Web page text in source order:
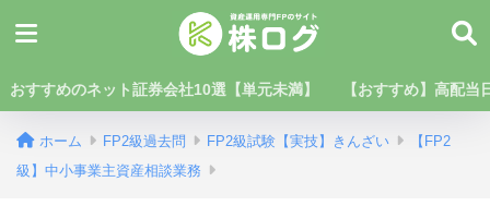
おすすめのネット証券会社10選【単元未満】 【おすすめ】高配当
ホーム FP2級過去問 FP2級試験【実技】きんざい
【FP2
級】中小事業主資産相談業務